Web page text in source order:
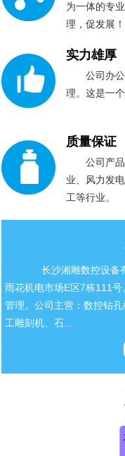
为一体的专
理，促发展！
实力雄厚
公司办
理。这是一
质量保证
公司产
业、风力发
工等行业。
长沙湘雕数控设备
雨花机电市场E区7栋111
管理。公司主营：数控钻
工雕刻机、石...